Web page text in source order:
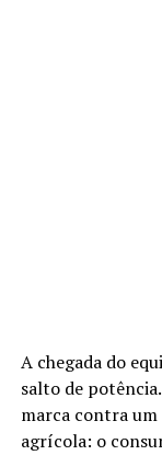
A chegada do
salto de
marca contra um
agrícola: o